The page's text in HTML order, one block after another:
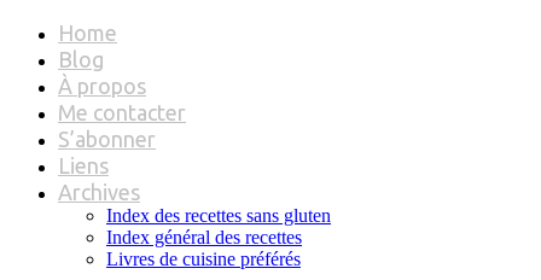
Home
Blog
À propos
Me contacter
S’abonner
Liens
Archives
Index des recettes sans gluten
Index général des recettes
Livres de cuisine préférés